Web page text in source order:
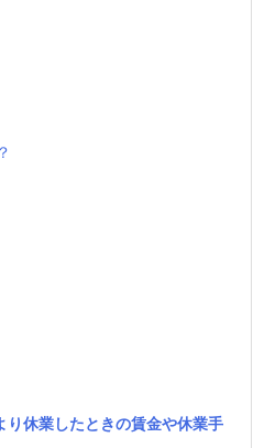
休業したときの賃金や休業手